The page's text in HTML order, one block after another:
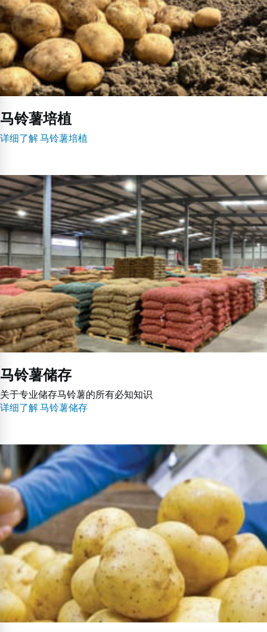
马铃薯培植
详细了解 马铃薯培植
马
铃
薯
储
存
马铃薯储存
关于专业储存马铃薯的所有必知知识
详细了解 马铃薯储存
马
铃
薯
零
售